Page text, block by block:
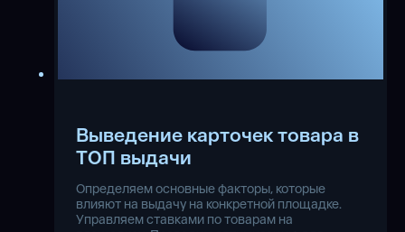
Выведение карточек товара в
ТОП выдачи
Определяем основные факторы, которые
влияют на выдачу на конкретной площадке.
Управляем ставками по товарам на